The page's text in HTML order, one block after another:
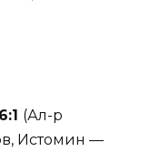
(Ал-р
Истомин —